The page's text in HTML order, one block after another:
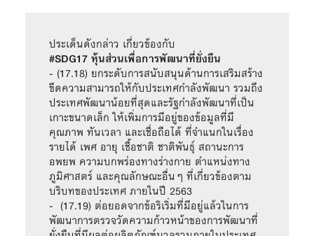
#SDG17 หุ้นส่วนเพื่อการพัฒนาที่ยั่งยืน
- (17.18) ยกระดับการสนับสนุนด้านการเสริมสร้าง
ขีดความสามารถให้กับประเทศกำลังพัฒนา รวมถึง
ประเทศพัฒนาน้อยที่สุดและรัฐกำลังพัฒนาที่เป็น
เกาะขนาดเล็ก ให้เพิ่มการมีอยู่ของข้อมูลที่มี
คุณภาพ ทันเวลา และเชื่อถือได้ ที่จำแนกในเรื่อง
รายได้ เพศ อายุ เชื้อชาติ ชาติพันธุ์ สถานะการ
อพยพ ความบกพร่องทางร่างกาย ตำแหน่งทาง
ภูมิศาสตร์ และคุณลักษณะอื่นๆ ที่เกี่ยวข้องตาม
บริบทของประเทศ ภายในปี 2563
-  (17.19) ต่อยอดจากข้อริเริ่มที่มีอยู่แล้วในการ
พัฒนาการตรวจวัดความก้าวหน้าของการพัฒนาที่